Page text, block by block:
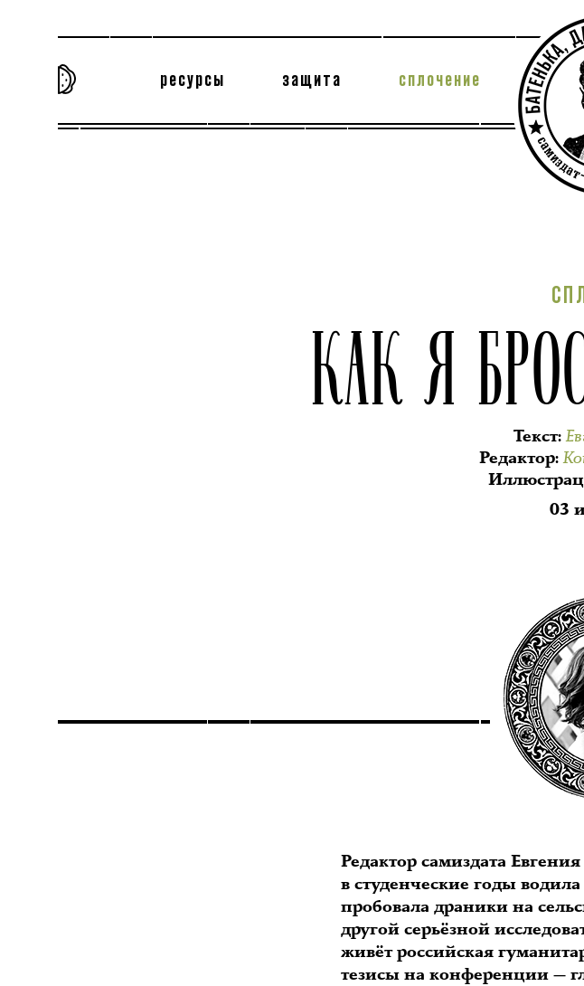
ресурсы защита сплочение
КАК Я
Текст:
Редактор:
03
Редактор самиздата
в студенческие годы
пробовала драники на
другой серьёзной
живёт российская
тезисы на конференции —